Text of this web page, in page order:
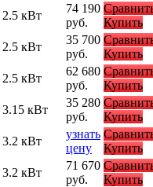
2.5 кВт
74 190
руб.
Купить
2.5 кВт
35 700
руб.
Купить
2.5 кВт
62 680
руб.
Купить
3.15 кВт
35 280
руб.
Купить
3.2 кВт
узнать
цену
Купить
3.2 кВт
71 670
руб.
Купить